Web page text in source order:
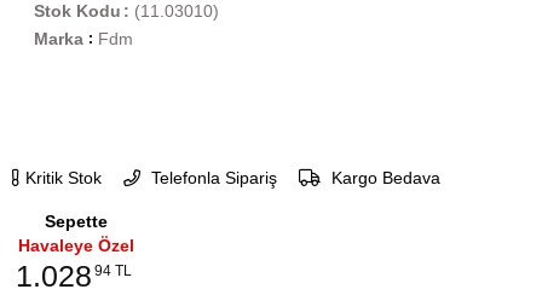
(11.03010)
Stok Kodu
Marka : Fdm
Kritik Stok Telefonla Sipariş Kargo Bedava
Sepette
Havaleye Özel
1.028 94 TL